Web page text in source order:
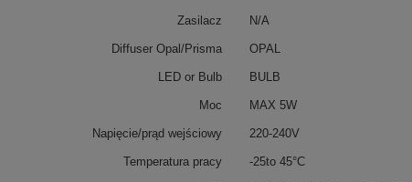
Zasilacz N/A
Diffuser Opal/Prisma OPAL
LED or Bulb BULB
Moc MAX 5W
Napięcie/prąd wejściowy 220-240V
Temperatura pracy -25to 45°C